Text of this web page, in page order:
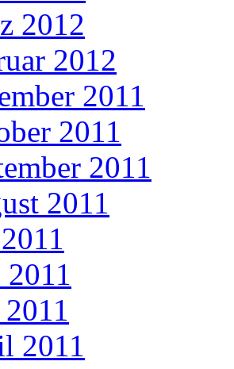
2012
2012
2011
2011
2011
2011
2011